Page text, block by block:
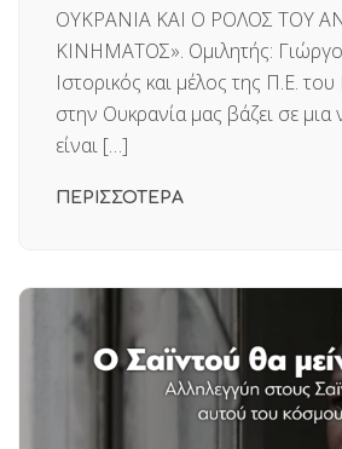
ΟΥΚΡΑΝΙΑ ΚΑΙ Ο ΡΟΛΟΣ ΤΟΥ
ΚΙΝΗΜΑΤΟΣ». Ομιλητής:
Ιστορικός και μέλος της Π.Ε.
στην Ουκρανία μας βάζει σε μια
είναι […]
ΠΕΡΙΣΣΟΤΕΡΑ